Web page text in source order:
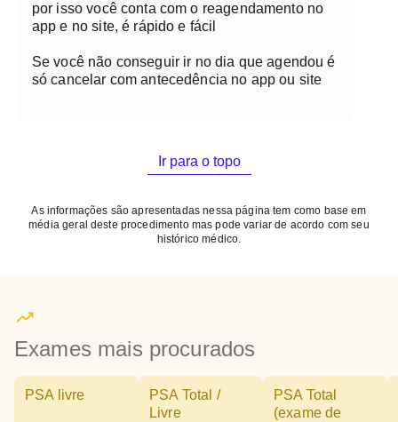
por isso você conta com o reagendamento no
app e no site, é rápido e fácil
Se você não conseguir ir no dia que agendou é
só cancelar com antecedência no app ou site
Ir para o topo
As informações são apresentadas nessa página tem como base em
média geral deste procedimento mas pode variar de acordo com seu
histórico médico.
Exames mais procurados
PSA livre
PSA Total /
Livre
PSA Total
(exame de